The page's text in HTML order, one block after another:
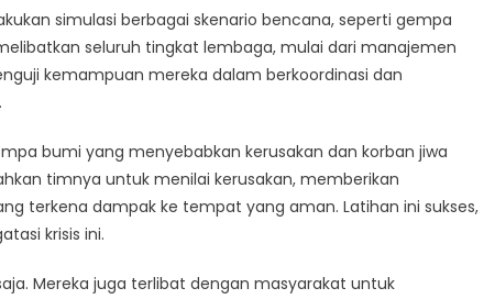
simulasi berbagai skenario bencana, seperti gempa
seluruh tingkat lembaga, mulai dari manajemen
kemampuan mereka dalam berkoordinasi dan
bumi yang menyebabkan kerusakan dan korban jiwa
timnya untuk menilai kerusakan, memberikan
terkena dampak ke tempat yang aman. Latihan ini sukses,
krisis ini.
Mereka juga terlibat dengan masyarakat untuk